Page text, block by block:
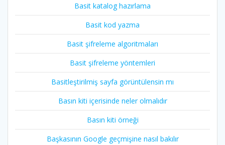
Basit katalog hazırlama
Basit kod yazma
Basit şifreleme algoritmaları
Basit şifreleme yöntemleri
Basitleştirilmiş sayfa görüntülensin mı
Basın kiti içerisinde neler olmalıdır
Basın kiti örneği
Başkasının Google geçmişine nasıl bakılır